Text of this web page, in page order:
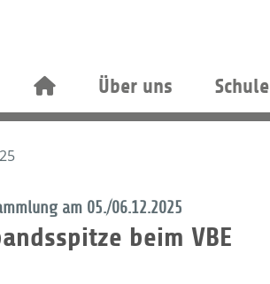
Über uns Schule
am 05./06.12.2025
beim VBE